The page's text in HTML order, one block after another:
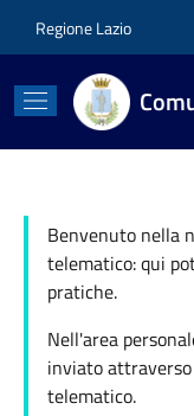
Regione Lazio
Benvenuto nella
telematico: qui
pratiche.
Nell'area
inviato
telematico.